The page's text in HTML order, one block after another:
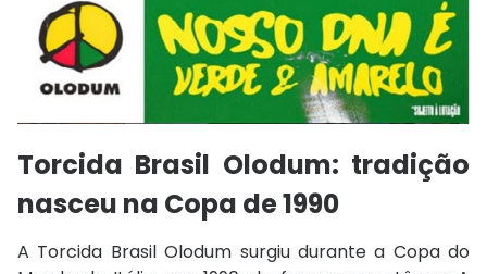
Torcida Brasil Olodum: tradição
nasceu na Copa de 1990
A Torcida Brasil Olodum surgiu durante a Copa do